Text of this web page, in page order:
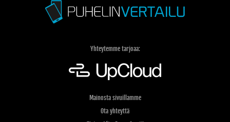
Yhteytemme tarjoaa:
Mainosta sivuillamme
Ota yhteyttä